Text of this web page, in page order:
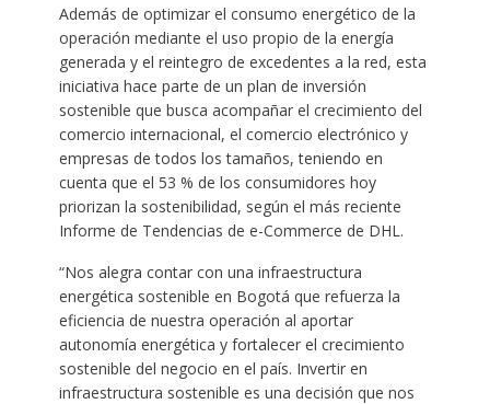
Además de optimizar el consumo energético de la
operación mediante el uso propio de la energía
generada y el reintegro de excedentes a la red, esta
iniciativa hace parte de un plan de inversión
sostenible que busca acompañar el crecimiento del
comercio internacional, el comercio electrónico y
empresas de todos los tamaños, teniendo en
cuenta que el 53 % de los consumidores hoy
priorizan la sostenibilidad, según el más reciente
Informe de Tendencias de e-Commerce de DHL.
“Nos alegra contar con una infraestructura
energética sostenible en Bogotá que refuerza la
eficiencia de nuestra operación al aportar
autonomía energética y fortalecer el crecimiento
sostenible del negocio en el país. Invertir en
infraestructura sostenible es una decisión que nos